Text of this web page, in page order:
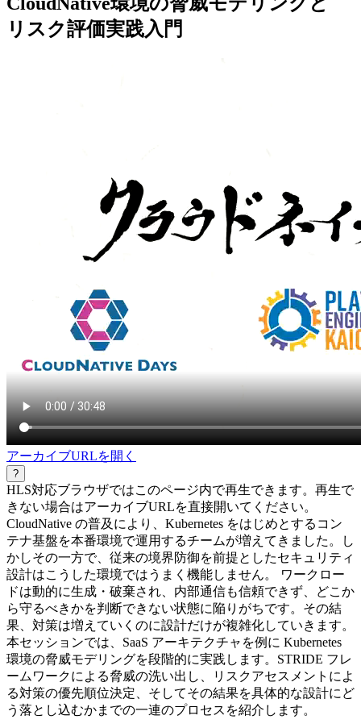
リスク評価実践入門
アーカイブURLを開く
?
HLS対応ブラウザではこのページ内で再生できます。再生で
きない場合はアーカイブURLを直接開いてください。
CloudNative の普及により、Kubernetes をはじめとするコン
テナ基盤を本番環境で運用するチームが増えてきました。し
かしその一方で、従来の境界防御を前提としたセキュリティ
設計はこうした環境ではうまく機能しません。 ワークロー
ドは動的に生成・破棄され、内部通信も信頼できず、どこか
ら守るべきかを判断できない状態に陥りがちです。その結
果、対策は増えていくのに設計だけが複雑化していきます。
本セッションでは、SaaS アーキテクチャを例に Kubernetes
環境の脅威モデリングを段階的に実践します。STRIDE フレ
ームワークによる脅威の洗い出し、リスクアセスメントによ
る対策の優先順位決定、そしてその結果を具体的な設計にど
う落とし込むかまでの一連のプロセスを紹介します。